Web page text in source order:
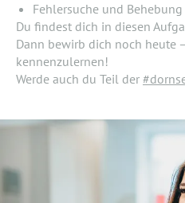
Fehlersuche und Behebung
Du findest dich in diesen
Dann bewirb dich noch heute
kennenzulernen!
Werde auch du Teil der